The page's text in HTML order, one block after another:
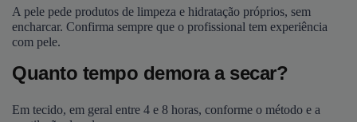
A pele pede produtos de limpeza e hidratação próprios, sem
encharcar. Confirma sempre que o profissional tem experiência
com pele.
Quanto tempo demora a secar?
Em tecido, em geral entre 4 e 8 horas, conforme o método e a